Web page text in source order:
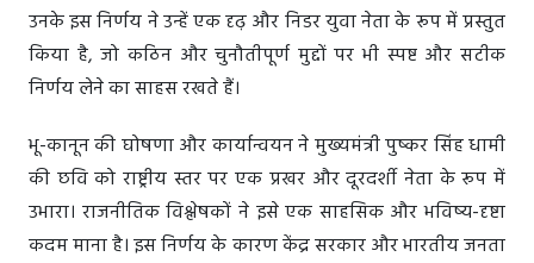
उनके इस निर्णय ने उन्हें एक दृढ़ और निडर युवा नेता के रूप में प्रस्तुत
किया है, जो कठिन और चुनौतीपूर्ण मुद्दों पर भी स्पष्ट और सटीक
निर्णय लेने का साहस रखते हैं।
भू-कानून की घोषणा और कार्यान्वयन ने मुख्यमंत्री पुष्कर सिंह धामी
की छवि को राष्ट्रीय स्तर पर एक प्रखर और दूरदर्शी नेता के रूप में
उभारा। राजनीतिक विश्लेषकों ने इसे एक साहसिक और भविष्य-दृष्टा
कदम माना है। इस निर्णय के कारण केंद्र सरकार और भारतीय जनता